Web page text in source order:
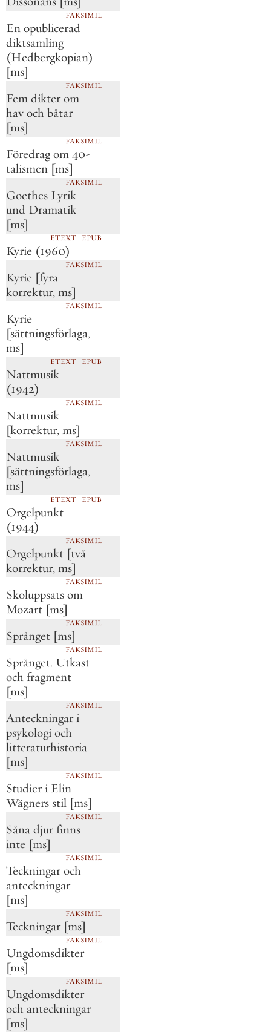
FAKSIMIL
En opublicerad
diktsamling
(Hedbergkopian)
[ms]
FAKSIMIL
Fem dikter om
hav och båtar
[ms]
FAKSIMIL
Föredrag om 40-
talismen [ms]
FAKSIMIL
Goethes Lyrik
und Dramatik
[ms]
ETEXT EPUB
Kyrie (1960)
FAKSIMIL
Kyrie [fyra
korrektur, ms]
FAKSIMIL
Kyrie
[sättningsförlaga,
ms]
ETEXT EPUB
Nattmusik
(1942)
FAKSIMIL
Nattmusik
[korrektur, ms]
FAKSIMIL
Nattmusik
[sättningsförlaga,
ms]
ETEXT EPUB
Orgelpunkt
(1944)
FAKSIMIL
Orgelpunkt [två
korrektur, ms]
FAKSIMIL
Skoluppsats om
Mozart [ms]
FAKSIMIL
Språnget [ms]
FAKSIMIL
Språnget. Utkast
och fragment
[ms]
FAKSIMIL
Anteckningar i
psykologi och
litteraturhistoria
[ms]
FAKSIMIL
Studier i Elin
Wägners stil [ms]
FAKSIMIL
Såna djur finns
inte [ms]
FAKSIMIL
Teckningar och
anteckningar
[ms]
FAKSIMIL
Teckningar [ms]
FAKSIMIL
Ungdomsdikter
[ms]
FAKSIMIL
Ungdomsdikter
och anteckningar
[ms]